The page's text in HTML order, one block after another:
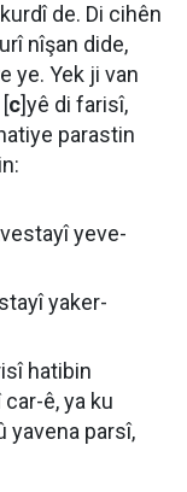
de. Di cihên
nîşan dide,
ye. Yek ji van
c]yê di farisî,
parastin
yeve-
yaker-
hatibin
ê, ya ku
yavena parsî,